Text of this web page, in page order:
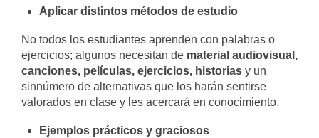
Aplicar distintos métodos de estudio
No todos los estudiantes aprenden con palabras o
ejercicios; algunos necesitan de material audiovisual,
canciones, películas, ejercicios, historias y un
sinnúmero de alternativas que los harán sentirse
valorados en clase y les acercará en conocimiento.
Ejemplos prácticos y graciosos